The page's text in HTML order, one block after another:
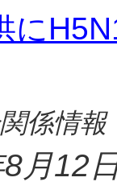
に
係情報
月12